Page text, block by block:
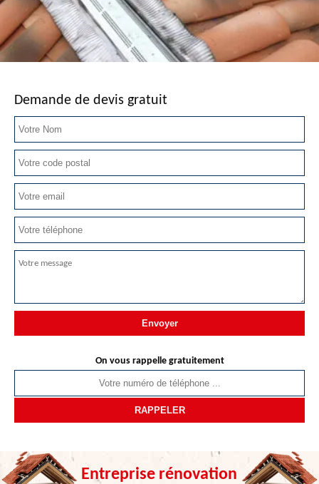
Demande de devis gratuit
On vous rappelle gratuitement
Entreprise rénovation